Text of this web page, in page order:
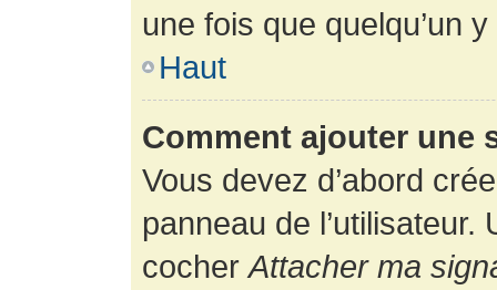
une fois que quelqu’un
Haut
Comment ajouter une
Vous devez d’abord
panneau de
cocherAttacher ma